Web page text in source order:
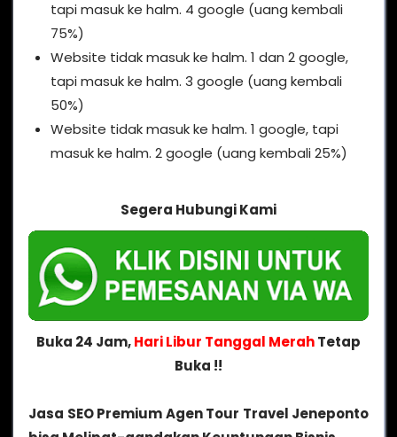
tapi masuk ke halm. 4 google (uang kembali
75%)
Website tidak masuk ke halm. 1 dan 2 google,
tapi masuk ke halm. 3 google (uang kembali
50%)
Website tidak masuk ke halm. 1 google, tapi
masuk ke halm. 2 google (uang kembali 25%)
Segera Hubungi Kami
Buka 24 Jam,Hari Libur Tanggal MerahTetap
Buka !!
Jasa SEO Premium Agen Tour Travel Jeneponto